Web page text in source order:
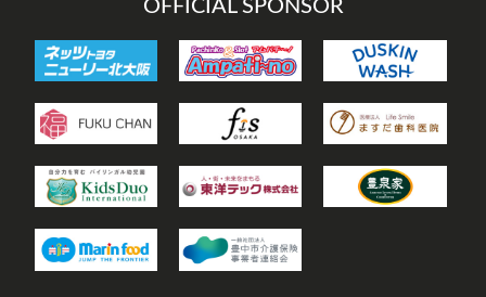
OFFICIAL SPONSOR